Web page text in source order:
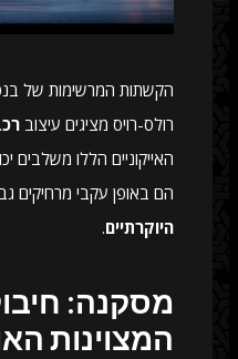
הקשתות המרשימות של
רולס-רויס מציגים עיצוב
האייקוניים הללו משלבים
הם באופן עקבי מרחיקים
היוקרתיים.
מסקנה:
המצוינות